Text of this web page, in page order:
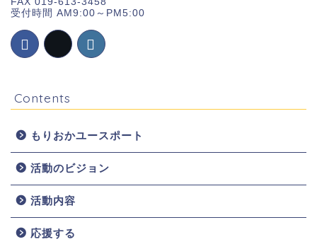
受付時間 AM9:00～PM5:00
Contents
もりおかユースポート
活動のビジョン
活動内容
応援する
ホーム